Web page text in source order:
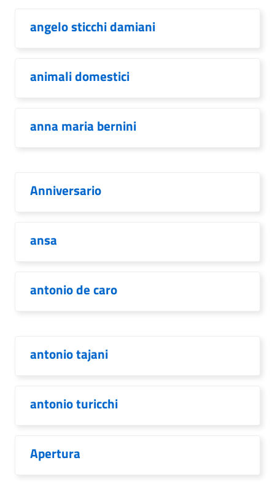
angelo sticchi damiani
animali domestici
anna maria bernini
Anniversario
ansa
antonio de caro
antonio tajani
antonio turicchi
Apertura